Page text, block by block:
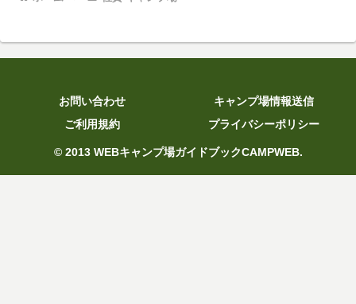
お問い合わせ
キャンプ場情報送信
ご利用規約
プライバシーポリシー
© 2013 WEBキャンプ場ガイドブックCAMPWEB.